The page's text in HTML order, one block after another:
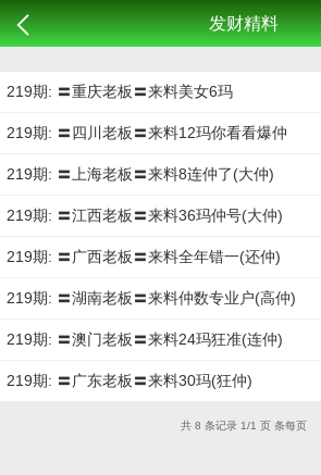
发财精料
219期: 〓重庆老板〓来料美女6玛
219期: 〓四川老板〓来料12玛你看看爆仲
219期: 〓上海老板〓来料8连仲了(大仲)
219期: 〓江西老板〓来料36玛仲号(大仲)
219期: 〓广西老板〓来料全年错一(还仲)
219期: 〓湖南老板〓来料仲数专业户(高仲)
219期: 〓澳门老板〓来料24玛狂准(连仲)
219期: 〓广东老板〓来料30玛(狂仲)
共 8 条记录 1/1 页 条每页